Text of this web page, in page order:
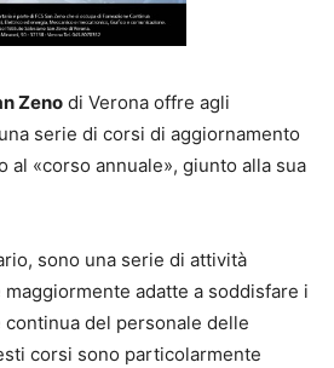
Zeno di Verona offre agli
serie di corsi di aggiornamento
al «corso annuale», giunto alla sua
sono una serie di attività
adatte a soddisfare i
del personale delle
corsi sono particolarmente